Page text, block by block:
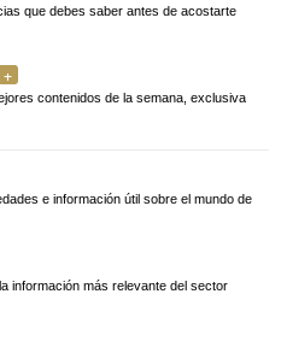
que debes saber antes de acostarte
contenidos de la semana, exclusiva
e información útil sobre el mundo de
información más relevante del sector